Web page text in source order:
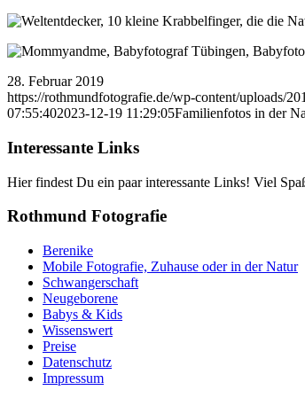
28. Februar 2019
https://rothmundfotografie.de/wp-content/uploads/
07:55:402023-12-19 11:29:05Familienfotos in der
Interessante Links
Hier findest Du ein paar interessante Links! Viel
Rothmund Fotografie
Berenike
Mobile Fotografie, Zuhause oder in der Natur
Schwangerschaft
Neugeborene
Babys & Kids
Wissenswert
Preise
Datenschutz
Impressum